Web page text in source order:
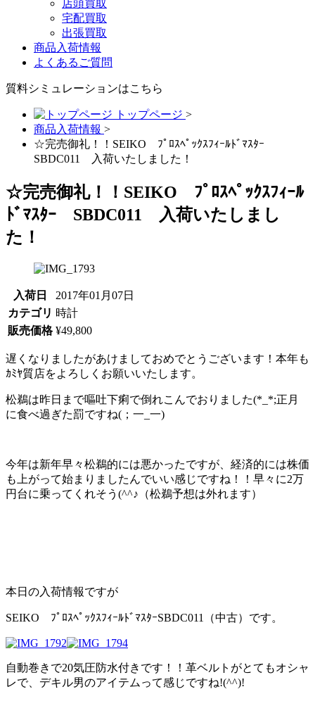
店頭買取
宅配買取
出張買取
商品入荷情報
よくあるご質問
質料シミュレーションはこちら
トップページ >
商品入荷情報 >
☆完売御礼！！SEIKO ﾌﾟﾛｽﾍﾟｯｸｽﾌｨｰﾙﾄﾞﾏｽﾀｰ
SBDC011 入荷いたしました！
☆完売御礼！！SEIKO ﾌﾟﾛｽﾍﾟｯｸｽﾌｨｰﾙ
ﾄﾞﾏｽﾀｰ SBDC011 入荷いたしまし
た！
入荷日
2017年01月07日
カテゴリ 時計
販売価格 ¥49,800
遅くなりましたがあけましておめでとうございます！本年も
ｶﾐﾔ質店をよろしくお願いいたします。
松鵜は昨日まで嘔吐下痢で倒れこんでおりました(*_*;正月
に食べ過ぎた罰ですね(；一_一)
今年は新年早々松鵜的には悪かったですが、経済的には株価
も上がって始まりましたんでいい感じですね！！早々に2万
円台に乗ってくれそう(^^♪（松鵜予想は外れます）
本日の入荷情報ですが
SEIKO ﾌﾟﾛｽﾍﾟｯｸｽﾌｨｰﾙﾄﾞﾏｽﾀｰSBDC011（中古）です。
自動巻きで20気圧防水付きです！！革ベルトがとてもオシャ
レで、デキル男のアイテムって感じですね!(^^)!